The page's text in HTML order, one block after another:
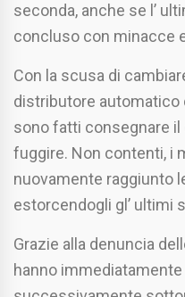
seconda, anche se l’
concluso con minacce
Con la scusa di
distributore automatico
sono fatti consegnare il
fuggire. Non contenti, i
nuovamente raggiunto
estorcendogli gl’ ultimi
Grazie alla denuncia
hanno